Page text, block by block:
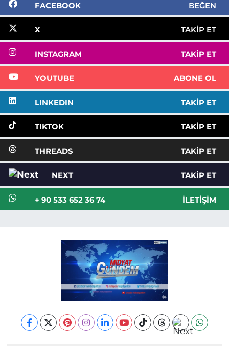
FACEBOOK BEĞEN
X TAKIP ET
INSTAGRAM TAKIP ET
YOUTUBE ABONE OL
LINKEDIN TAKIP ET
TIKTOK TAKIP ET
THREADS TAKIP ET
NEXT TAKIP ET
+ 90 533 652 36 74 İLETIŞIM